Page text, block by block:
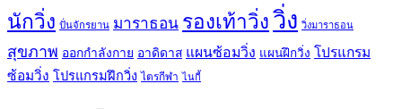
นักวิ่ง ปั่นจักรยาน มาราธอน รองเท้าวิ่ง วิ่ง วิ่งมาราธอน
สุขภาพ ออกกำลังกาย อาดิดาส แผนซ้อมวิ่ง แผนฝึกวิ่ง โปรแกรม
ซ้อมวิ่ง โปรแกรมฝึกวิ่ง ไตรกีฬา ไนกี้